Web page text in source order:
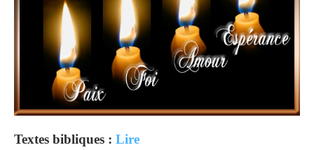
Textes bibliques : Lire